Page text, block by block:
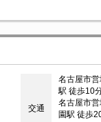
交通
名古屋市
駅 徒歩10
名古屋市
園駅 徒歩